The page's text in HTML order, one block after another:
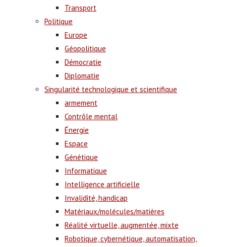
Transport
Politique
Europe
Géopolitique
Démocratie
Diplomatie
Singularité technologique et scientifique
armement
Contrôle mental
Énergie
Espace
Génétique
Informatique
Intelligence artificielle
Invalidité, handicap
Matériaux/molécules/matières
Réalité virtuelle, augmentée, mixte
Robotique, cybernétique, automatisation,